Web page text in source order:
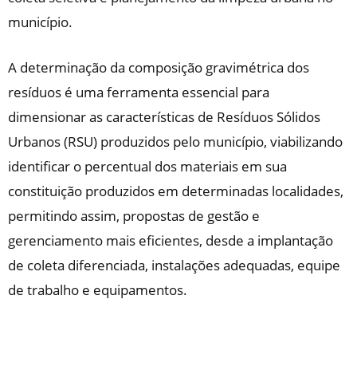
município.
A determinação da composição gravimétrica dos
resíduos é uma ferramenta essencial para
dimensionar as características de Resíduos Sólidos
Urbanos (RSU) produzidos pelo município, viabilizando
identificar o percentual dos materiais em sua
constituição produzidos em determinadas localidades,
permitindo assim, propostas de gestão e
gerenciamento mais eficientes, desde a implantação
de coleta diferenciada, instalações adequadas, equipe
de trabalho e equipamentos.